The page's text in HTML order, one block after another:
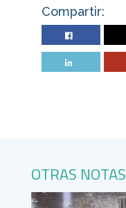
Compartir:
OTRAS NOTAS